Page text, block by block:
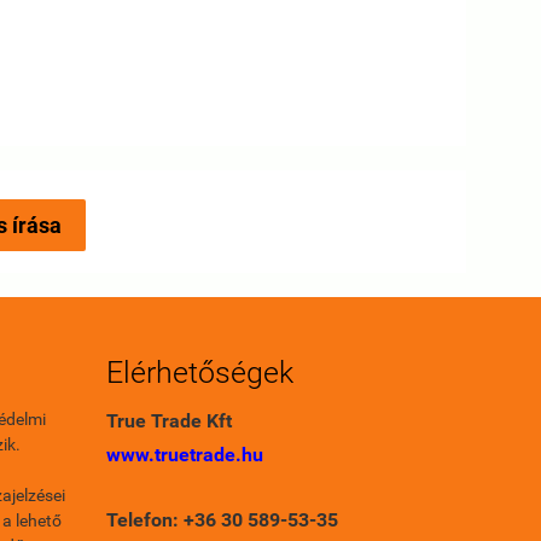
írása
lehető
Elérhetőségek
True Trade Kft
www.truetrade.hu
Telefon: +36 30 589-53-35